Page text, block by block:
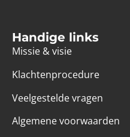
Handige links
Missie & visie
Klachtenprocedure
Veelgestelde vragen
Algemene voorwaarden